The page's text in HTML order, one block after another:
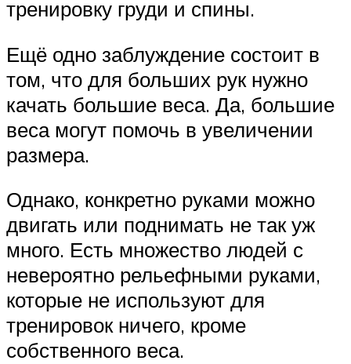
тренировку груди и спины.
Ещё одно заблуждение состоит в
том, что для больших рук нужно
качать большие веса. Да, большие
веса могут помочь в увеличении
размера.
Однако, конкретно руками можно
двигать или поднимать не так уж
много. Есть множество людей с
невероятно рельефными руками,
которые не используют для
тренировок ничего, кроме
собственного веса.